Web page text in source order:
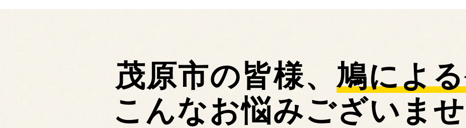
茂原市の皆様、 鳩によ
こんなお悩みございま